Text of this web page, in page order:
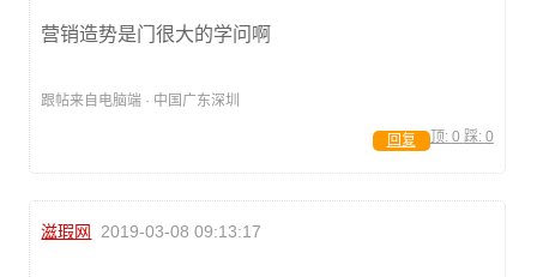
营销造势是门很大的学问啊
跟帖来自电脑端 · 中国广东深圳
顶: 0 踩: 0
回复
滋瑕网 2019-03-08 09:13:17